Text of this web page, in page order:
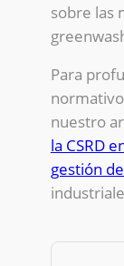
sobre las
Para
nuestro
la CSRD
gestión